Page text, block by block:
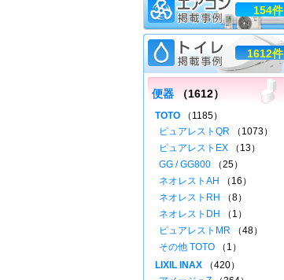
154件
1612件
便器 （1612）
TOTO （1185）
ピュアレストQR （1073）
ピュアレストEX （13）
GG / GG800 （25）
ネオレストAH
（16）
ネオレストRH
（8）
ネオレストDH
（1）
ピュアレストMR （48）
その他 TOTO （1）
LIXIL INAX （420）